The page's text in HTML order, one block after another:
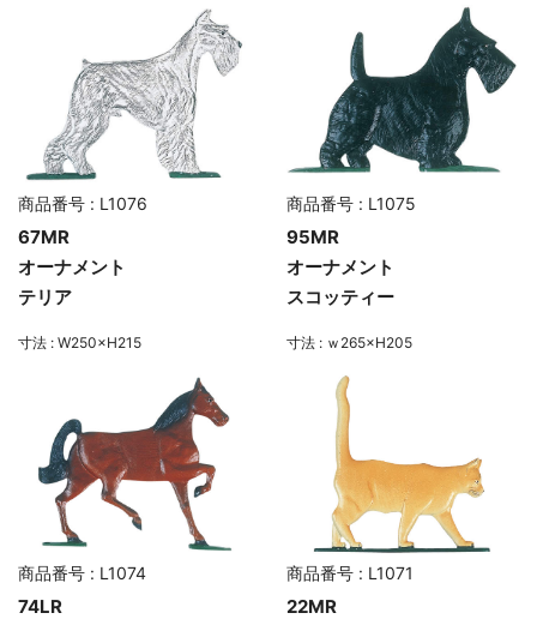
商品番号 : L1076
67MR
オーナメント
テリア
寸法 : W250×H215
商品番号 : L1075
95MR
オーナメント
スコッティー
寸法 : ｗ265×H205
商品番号 : L1074
74LR
商品番号 : L1071
22MR